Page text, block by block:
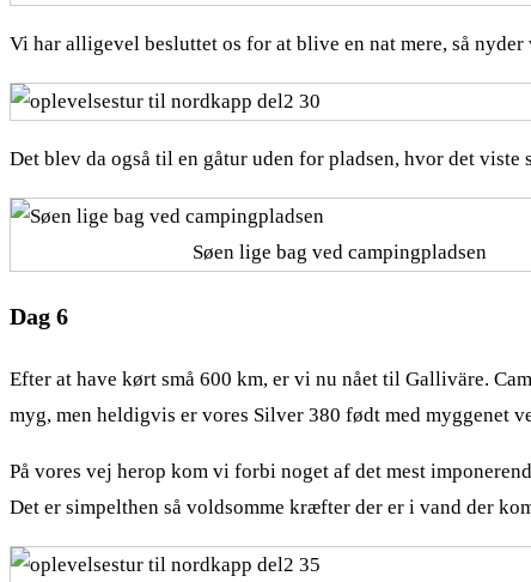
Vi har alligevel besluttet os for at blive en nat mere, så
Det blev da også til en gåtur uden for pladsen, hvor det
Søen lige bag ved campingpladsen
Dag 6
Efter at have kørt små 600 km, er vi nu nået til Galliväre.
myg, men heldigvis er vores Silver 380 født med myggenet
På vores vej herop kom vi forbi noget af det mest
Det er simpelthen så voldsomme kræfter der er i vand der